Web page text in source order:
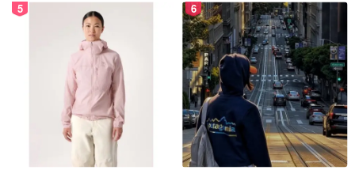
图片来自于@小毛114，版权属于原作者
照例附上其他几款酥皮点心的具体做法。喜欢哪个就pick哪
🉑莲蓉蛋黄酥📎莲蓉馅做法
㊙️简单易做0️⃣失败的两款酥皮小点心
5 6